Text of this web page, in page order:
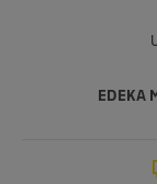
niederländischen
Niedersachsen,
Kaufleuten. Zum
sowie das
EDEKA